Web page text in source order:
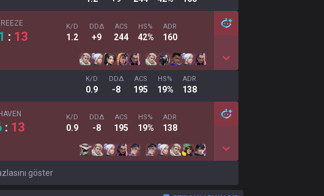
: 13
K/D
1.2
DDΔ
+9
ACS
244
HS%
42%
ADR
160
K/D
0.9
DDΔ
-8
ACS
195
HS%
19%
ADR
138
HAVEN
: 13
K/D
0.9
DDΔ
-8
ACS
195
HS%
19%
ADR
138
göster